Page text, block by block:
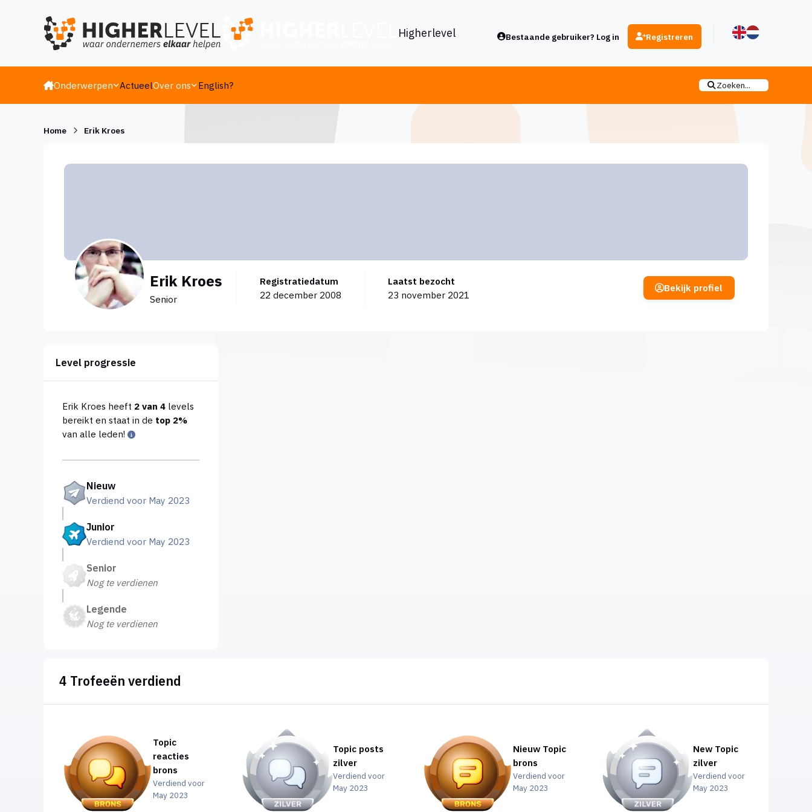
Higherlevel Bestaande gebruiker? Log in Registreren
Onderwerpen ActueelOver ons English? Zoeken...
Home Erik Kroes
Erik Kroes
Senior
Registratiedatum
22 december 2008
Laatst bezocht
23 november 2021
Bekijk profiel
Level progressie
Erik Kroes heeft 2 van 4levels
bereikt en staat in de top 2%
van alle leden!
Nieuw
Verdiend voor May 2023
Junior
Verdiend voor May 2023
Senior
Nog te verdienen
Legende
Nog te verdienen
4 Trofeeën verdiend
Topic
reacties
brons
Verdiend voor
May 2023
Topic posts
zilver
Verdiend voor
May 2023
Nieuw Topic
brons
Verdiend voor
May 2023
New Topic
zilver
Verdiend voor
May 2023